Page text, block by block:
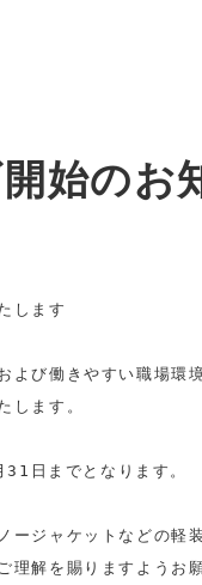
始のお
します
よび働きやすい職場環
します。
日までとなります。
ージャケットなどの軽
理解を賜りますようお